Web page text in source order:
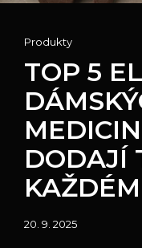
Cat
Links
Produkty
TOP 5
DODAJÍ
Posted
20. 9. 2025